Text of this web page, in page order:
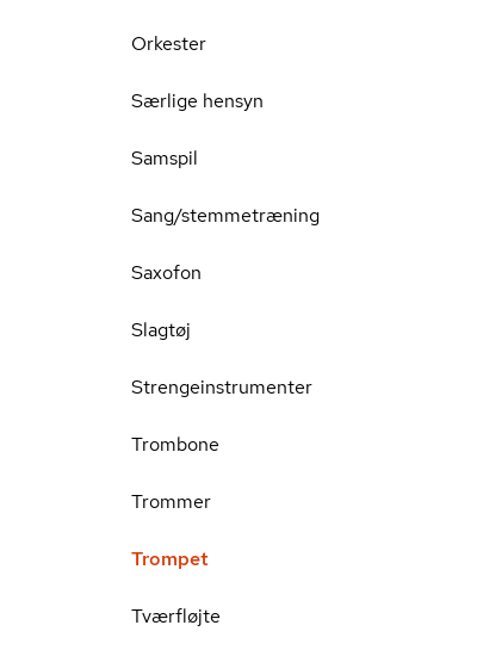
Orkester
Særlige hensyn
Samspil
Sang/stemmetræning
Saxofon
Slagtøj
Strengeinstrumenter
Trombone
Trommer
Trompet
Tværfløjte